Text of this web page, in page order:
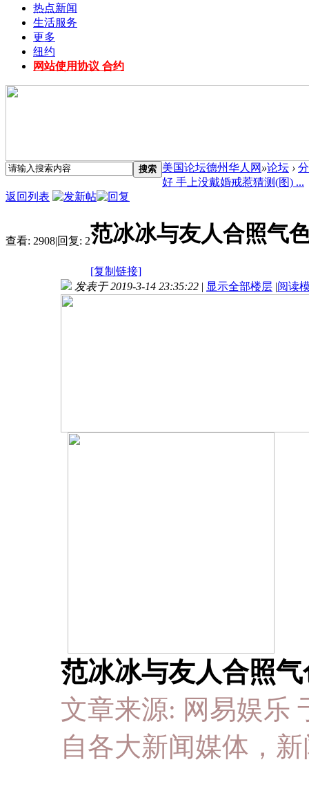
热点新闻
生活服务
更多
纽约
网站使用协议 合约
搜索 美国论坛德州华人网 »论坛 ›
好 手上没戴婚戒惹猜测(图) ...
返回列表
查看: 2908|回复: 2范冰冰与友人合照气
[复制链接]
发表于 2019-3-14 23:35:22 | 显示全部楼层 |阅读
范冰冰与友人合照
文章来源: 网易娱乐
自各大新闻媒体，